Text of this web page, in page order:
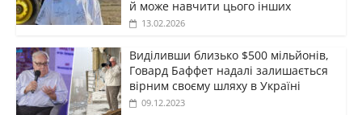
й може навчити цього інших
13.02.2026
Виділивши близько $500 мільйонів,
Говард Баффет надалі залишається
вірним своєму шляху в Україні
09.12.2023